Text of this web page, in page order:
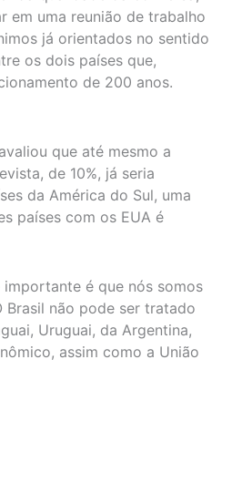
em uma reunião de trabalho
já orientados no sentido
os dois países que,
de 200 anos.
que até mesmo a
de 10%, já seria
da América do Sul, uma
países com os EUA é
importante é que nós somos
Brasil não pode ser tratado
Uruguai, da Argentina,
assim como a União